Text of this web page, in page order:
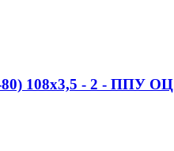
80) 108x3,5 - 2 - ППУ ОЦ